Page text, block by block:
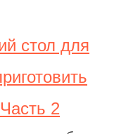
стол для
2